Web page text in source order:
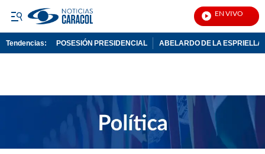
EN VIVO
Tendencias: POSESIÓN PRESIDENCIAL ABELARDO DE LA ESPRIELLA